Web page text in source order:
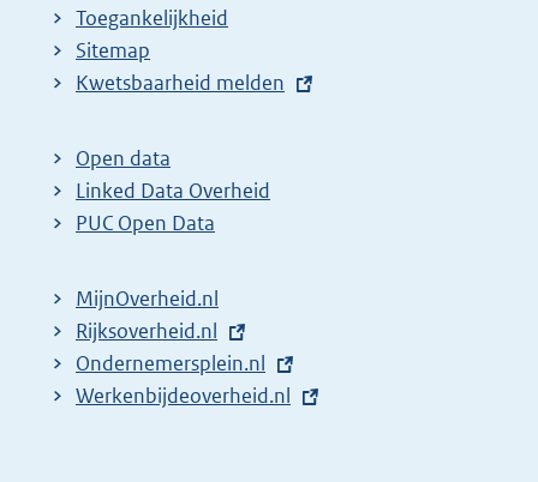
Toegankelijkheid
Sitemap
E
t
e
r
l
i
n
k
Kwetsbaarheid melden
Open data
Linked Data Overheid
PUC Open Data
MijnOverheid.nl
E
x
t
Rijksoverheid.nl
E
x
Ondernemersplein.nl
E
Werkenbijdeoverheid.nl